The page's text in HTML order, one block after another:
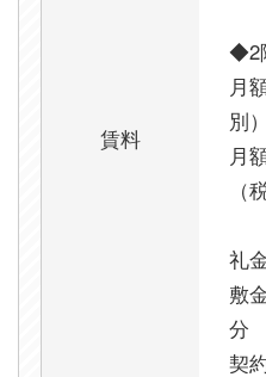
賃料
◆2
月
別）
月
（
礼
敷
分
契